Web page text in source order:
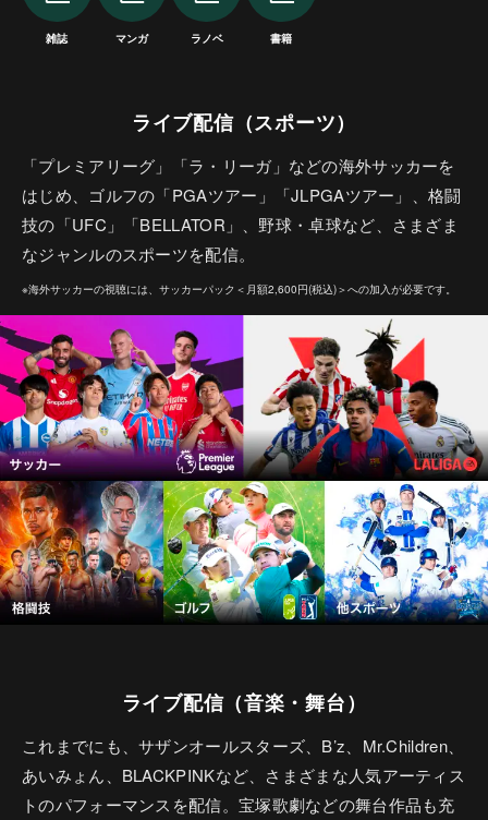
雑誌 マンガ ラノベ 書籍
ライブ配信（スポーツ）
「プレミアリーグ」「ラ・リーガ」などの海外サッカーを
はじめ、ゴルフの「PGAツアー」「JLPGAツアー」、格闘
技の「UFC」「BELLATOR」、野球・卓球など、さまざま
なジャンルのスポーツを配信。
※海外サッカーの視聴には、サッカーパック＜月額2,600円(税込)＞への加入が必要です。
ライブ配信（音楽・舞台）
これまでにも、サザンオールスターズ、B’z、Mr.Children、
あいみょん、BLACKPINKなど、さまざまな人気アーティス
トのパフォーマンスを配信。宝塚歌劇などの舞台作品も充